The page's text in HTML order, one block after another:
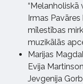
“Melanholiskā
Irmas
mīlestības
muzikālās
Marijas
Evija
Jevgenija